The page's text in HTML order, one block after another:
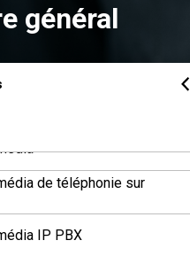
général
en mode direct
de téléphonie sur
IP PBX